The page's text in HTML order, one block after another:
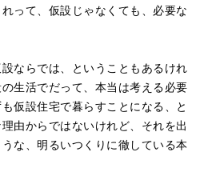
って、仮設じゃなくても、必要な
ならでは、ということもあるけれ
生活でだって、本当は考える必要
仮設住宅で暮らすことになる、と
由からではないけれど、それを出
な、明るいつくりに徹している本